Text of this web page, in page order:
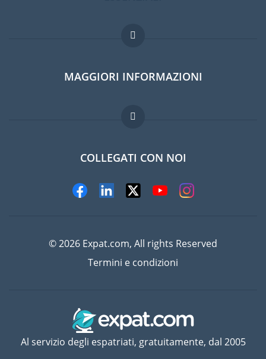
Forum per expat
Guida per expat
Lavori all'estero
MAGGIORI INFORMAZIONI
Domande frequenti
COLLEGATI CON NOI
© 2026 Expat.com, All rights Reserved
Termini e condizioni
Al servizio degli espatriati, gratuitamente, dal 2005